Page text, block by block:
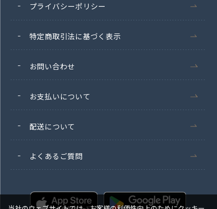
プライバシーポリシー
特定商取引法に基づく表示
お問い合わせ
お支払いについて
配送について
よくあるご質問